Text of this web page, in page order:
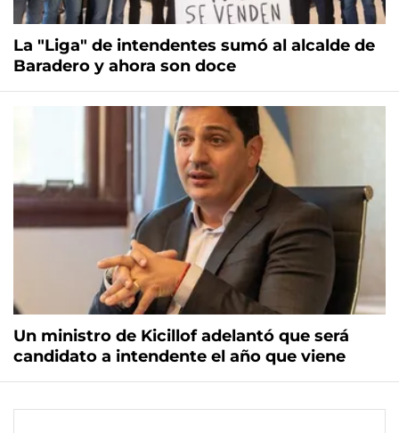
La "Liga" de intendentes sumó al alcalde de
Baradero y ahora son doce
Un ministro de Kicillof adelantó que será
candidato a intendente el año que viene